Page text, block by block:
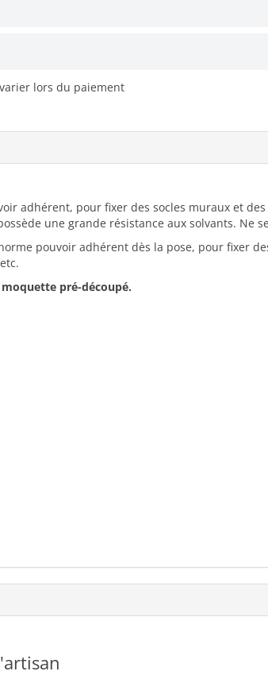
lors du paiement
adhérent, pour fixer des socles muraux et
une grande résistance aux solvants. Ne
pouvoir adhérent dès la pose, pour fixer
pré-découpé.